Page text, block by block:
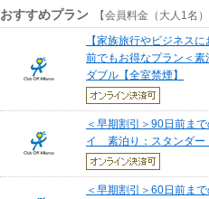
おすすめプラン 【会員料金（大人1名
【家族旅行やビジネス
前でもお得なプラン＜
ダブル【全室禁煙】
＜早期割引＞90日前ま
イ 素泊り：スタンダー
＜早期割引＞60日前ま